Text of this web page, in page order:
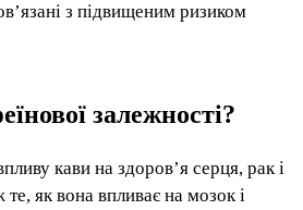
з підвищеним ризиком
залежності?
кави на здоров’я серця, рак і
те, як вона впливає на мозок і